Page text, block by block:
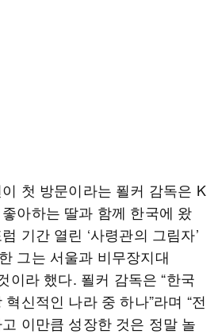
첫 방문이라는 푈커 감독은 K
아하는 딸과 함께 한국에 왔
기간 열린 ‘사령관의 그림자’
그는 서울과 비무장지대
이라 했다. 푈커 감독은 “한국
신적인 나라 중 하나”라며 “전
이만큼 성장한 것은 정말 놀